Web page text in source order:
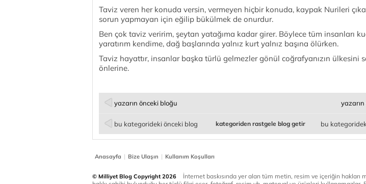
Taviz veren her konuda versin, vermeyen hiçbir konuda, kaypak Nurileri
sorun yapmayan için eğilip bükülmek de onurdur.
Ben çok taviz veririm, şeytan yatağıma kadar girer. Böylece tüm insanları
yaratırım kendime, dağ başlarında yalnız kurt yalnız başına ölürken.
Taviz hayattır, insanlar başka türlü gelmezler gönül coğrafyanızın ülkesini
önlerine.
yazarın önceki bloğu
bu kategorideki önceki blog bu
kategoriden rastgele blog getir
Anasayfa | Bize Ulaşın | Kullanım Koşulları
© Milliyet Blog Copyright 2026
İnternet baskısında yer alan tüm metin, resim ve içeriğin